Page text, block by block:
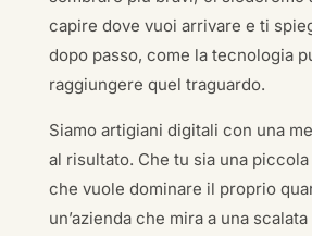
capire dove vuoi arrivare e ti
dopo passo, come la tecnologia
raggiungere quel traguardo.
Siamo artigiani digitali con una
al risultato. Che tu sia una
che vuole dominare il proprio
un’azienda che mira a una